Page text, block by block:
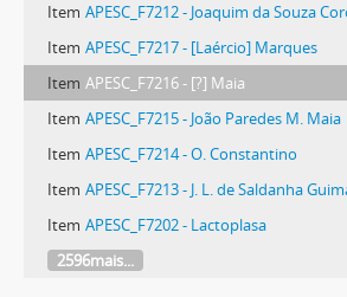
Item APESC_F7212 - Joaquim da Souza
Item APESC_F7217 - [Laércio] Marques
Item APESC_F7216 - [?] Maia
Item APESC_F7215 - João Paredes M. Maia
Item APESC_F7214 - O. Constantino
Item APESC_F7213 - J. L. de Saldanha
Item APESC_F7202 - Lactoplasa
2596mais...